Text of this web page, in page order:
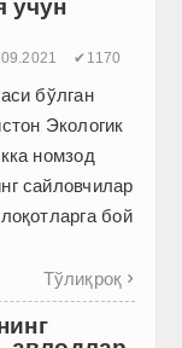
✔1170
бўлган
Экологик
номзод
сайловчилар
бой
Тўлиқроқ 